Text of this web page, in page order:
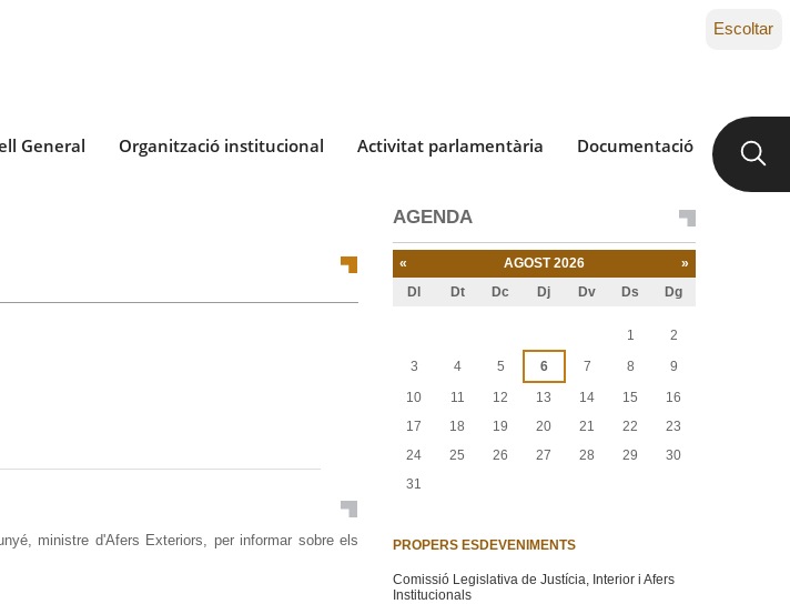
General Organització institucional Activitat parlamentària Documentació
Escoltar
ministre d'Afers Exteriors, per informar sobre els
AGENDA
« AGOST 2026 »
Dl Dt Dc Dj Dv Ds Dg
1
2
3
4 5 6 7 8
9
10
11 12 13 14 15
16
17
18 19 20 21 22
23
24
25 26 27 28 29
30
31
PROPERS ESDEVENIMENTS
Comissió Legislativa de Justícia, Interior i Afers
Institucionals